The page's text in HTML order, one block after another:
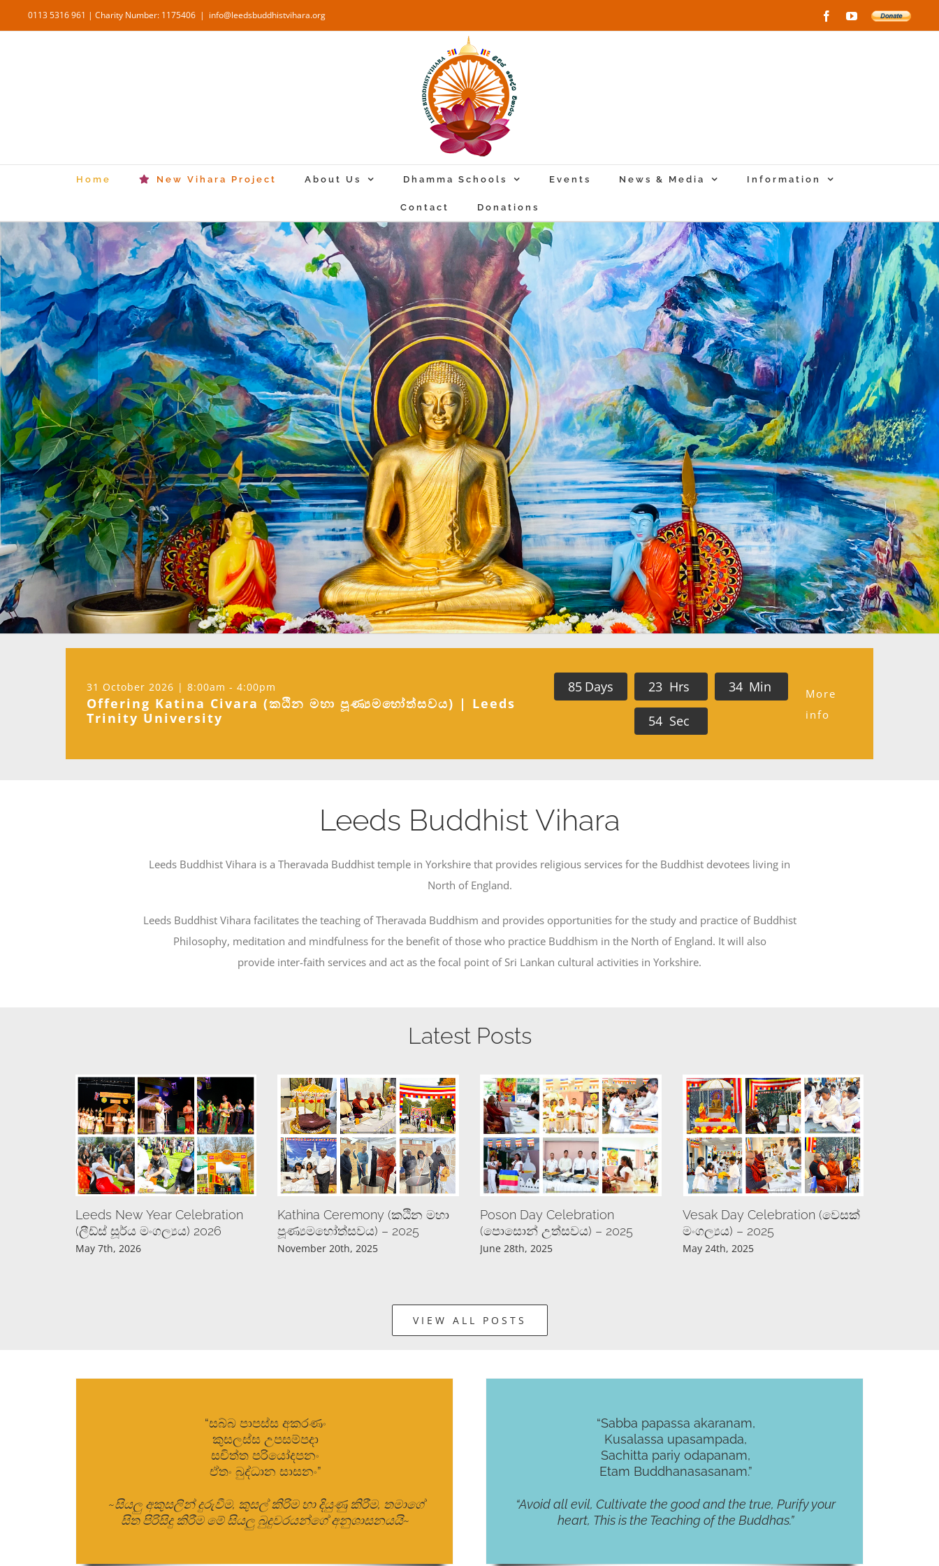
to
0113 5316 961 | Charity Number: 1175406 | info@leedsbuddhistvihara.org FacebookYouTube
Donate
Home New Vihara Project About Us Dhamma Schools Events News & Media Information
Contact Donations
31 October 2026 | 8:00am - 4:00pm
Offering Katina Civara (කඨින මහා පූණ්‍යමහෝත්සවය) | Leeds
Trinity University
85 Days 23 Hrs 34 Min
53 Sec
More
info
Leeds Buddhist Vihara
Leeds Buddhist Vihara is a Theravada Buddhist temple in Yorkshire that provides religious services for the Buddhist devotees living in
North of England.
Leeds Buddhist Vihara facilitates the teaching of Theravada Buddhism and provides opportunities for the study and practice of Buddhist
Philosophy, meditation and mindfulness for the benefit of those who practice Buddhism in the North of England. It will also
provide inter-faith services and act as the focal point of Sri Lankan cultural activities in Yorkshire.
Latest Posts
Leeds New Year Celebration
(ලීඩ්ස් සූර්ය මංගල්‍යය) 2026
May 7th, 2026
Kathina Ceremony (කඨින මහා
පූණ්‍යමහෝත්සවය) – 2025
November 20th, 2025
Poson Day Celebration
(පොසොන් උත්සවය) – 2025
June 28th, 2025
Vesak Day Celebration (වෙසක්
මංගල්‍යය) – 2025
May 24th, 2025
VIEW ALL POSTS
“සබ්බ පාපස්ස අකරණං
කුසලස්ස උපසම්පදා
සචිත්ත පරියෝදපනං
ඒතං බුද්ධාන සාසනං”
~සියලු අකුසලින් දුරුවීම, කුසල් කිරිම හා දියුණු කිරීම, තමාගේ
සිත පිරිසිදු කිරීම මේ සියලු බුදුවරයන්ගේ අනුශාසනයයි~
“Sabba papassa akaranam,
Kusalassa upasampada,
Sachitta pariy odapanam,
Etam Buddhanasasanam.”
“Avoid all evil, Cultivate the good and the true, Purify your
heart, This is the Teaching of the Buddhas.”